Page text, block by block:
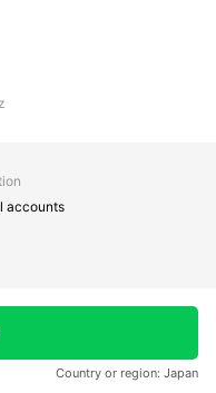
accounts
Country or region: Japan